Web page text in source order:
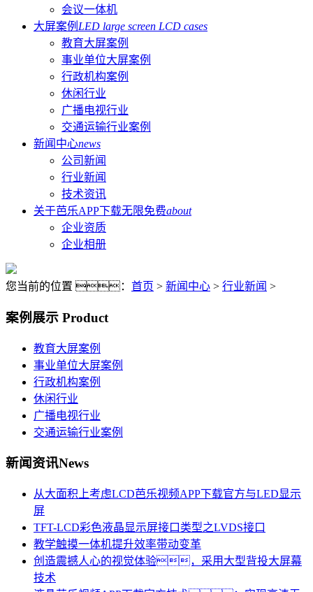
会议一体机
大屏案例 LED large screen LCD cases
教育大屏案例
事业单位大屏案例
行政机构案例
休闲行业
广播电视行业
交通运输行业案例
新闻中心news
公司新闻
行业新闻
技术资讯
关于芭乐APP下载无限免费about
企业资质
企业相册
您当前的位置 ： 首页 > 新闻中心 > 行业新闻 >
案例展示 Product
教育大屏案例
事业单位大屏案例
行政机构案例
休闲行业
广播电视行业
交通运输行业案例
新闻资讯News
从大面积上考虑LCD芭乐视频APP下载官方与LED显示
屏
TFT-LCD彩色液晶显示屏接口类型之LVDS接口
教学触摸一体机提升效率带动变革
创造震撼人心的视觉体验，采用大型背投大屏幕
技术